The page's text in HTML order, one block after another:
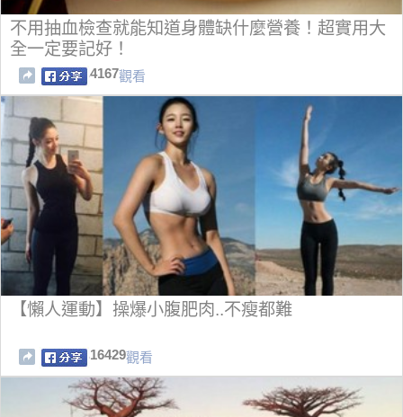
不用抽血檢查就能知道身體缺什麼營養！超實用大
全一定要記好！
4167觀看
【懶人運動】操爆小腹肥肉..不瘦都難
16429觀看